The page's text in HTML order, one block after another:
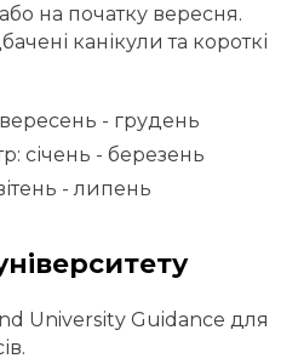
на початку вересня.
канікули та короткі
- грудень
січень - березень
- липень
University Guidance для